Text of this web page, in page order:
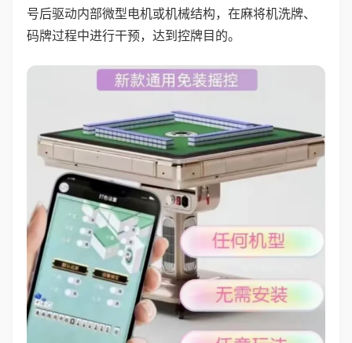
号后驱动内部微型电机或机械结构，在麻将机洗牌、
码牌过程中进行干预，达到控牌目的。